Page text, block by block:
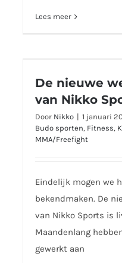
Lees meer
Nikko
De nieuwe
van Nikko
Door Nikko | 1 januari
Budo sporten, Fitness,
MMA/Freefight
Eindelijk mogen we
bekendmaken. De
van Nikko Sports is
Maandenlang
gewerkt aan